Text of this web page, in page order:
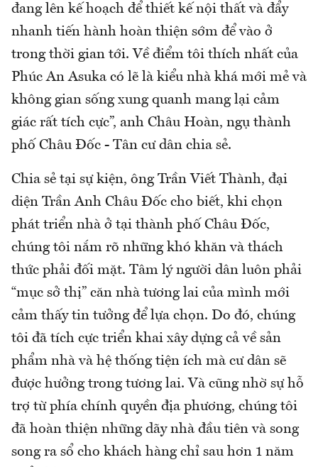
đang lên kế hoạch để thiết kế nội thất và đẩy
nhanh tiến hành hoàn thiện sớm để vào ở
trong thời gian tới. Về điểm tôi thích nhất của
Phúc An Asuka có lẽ là kiểu nhà khá mới mẻ và
không gian sống xung quanh mang lại cảm
giác rất tích cực”, anh Châu Hoàn, ngụ thành
phố Châu Đốc - Tân cư dân chia sẻ.
Chia sẻ tại sự kiện, ông Trần Viết Thành, đại
diện Trần Anh Châu Đốc cho biết, khi chọn
phát triển nhà ở tại thành phố Châu Đốc,
chúng tôi nắm rõ những khó khăn và thách
thức phải đối mặt. Tâm lý người dân luôn phải
“mục sở thị” căn nhà tương lai của mình mới
cảm thấy tin tưởng để lựa chọn. Do đó, chúng
tôi đã tích cực triển khai xây dựng cả về sản
phẩm nhà và hệ thống tiện ích mà cư dân sẽ
được hưởng trong tương lai. Và cũng nhờ sự hỗ
trợ từ phía chính quyền địa phương, chúng tôi
đã hoàn thiện những dãy nhà đầu tiên và song
song ra sổ cho khách hàng chỉ sau hơn 1 năm